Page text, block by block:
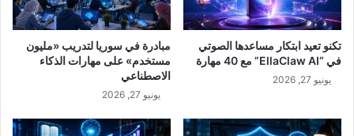
تكنو تعيد ابتكار مساعدها الصوتي
في “EllaClaw AI” مع 40 مهارة
يونيو 27, 2026
مبادرة في سوريا لتدريب «مليون
مستخدم» على مهارات الذكاء
الاصطناعي
يونيو 27, 2026